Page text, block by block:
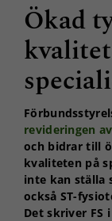
Ökad
revideringen
och bidrar till
kvaliteten på
inte kan ställa
också ST-
Det skriver FS